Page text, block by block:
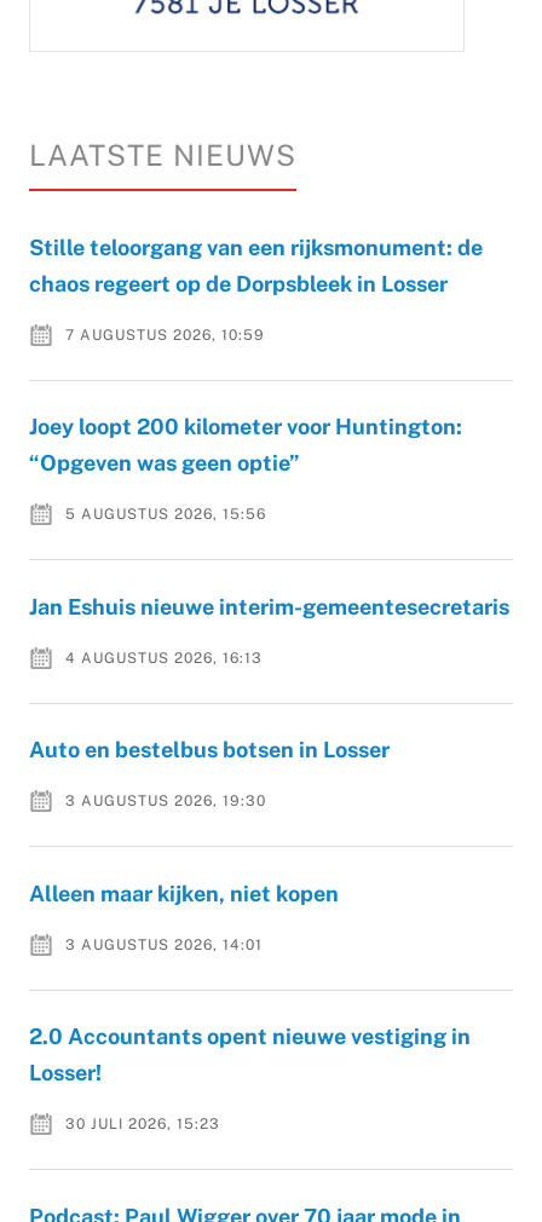
LAATSTE NIEUWS
Stille teloorgang van een rijksmonument: de
chaos regeert op de Dorpsbleek in Losser
7 AUGUSTUS 2026, 10:59
Joey loopt 200 kilometer voor Huntington:
“Opgeven was geen optie”
5 AUGUSTUS 2026, 15:56
Jan Eshuis nieuwe interim-gemeentesecretaris
4 AUGUSTUS 2026, 16:13
Auto en bestelbus botsen in Losser
3 AUGUSTUS 2026, 19:30
Alleen maar kijken, niet kopen
3 AUGUSTUS 2026, 14:01
2.0 Accountants opent nieuwe vestiging in
Losser!
30 JULI 2026, 15:23
Podcast: Paul Wigger over 70 jaar mode in